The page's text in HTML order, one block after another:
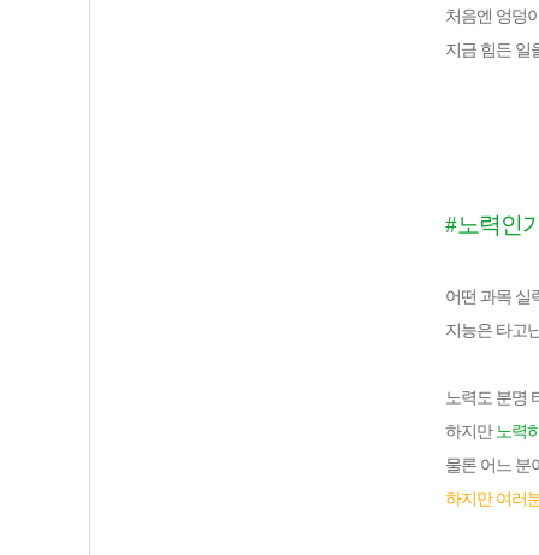
처음엔 엉덩
지금 힘든 일
#노력인
어떤 과목 실
지능은 타고
노력도 분명
하지만 노력
물론 어느 분
하지만 여러